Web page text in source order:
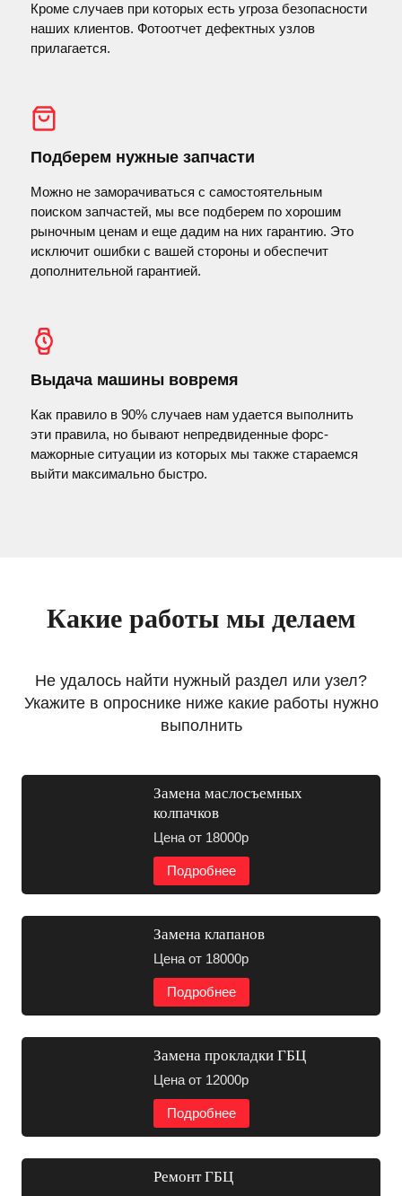
Кроме случаев при которых есть угроза безопасности
наших клиентов. Фотоотчет дефектных узлов
прилагается.
Подберем нужные запчасти
Можно не заморачиваться с самостоятельным
поиском запчастей, мы все подберем по хорошим
рыночным ценам и еще дадим на них гарантию. Это
исключит ошибки с вашей стороны и обеспечит
дополнительной гарантией.
Выдача машины вовремя
Как правило в 90% случаев нам удается выполнить
эти правила, но бывают непредвиденные форс-
мажорные ситуации из которых мы также стараемся
выйти максимально быстро.
Какие работы мы делаем
Не удалось найти нужный раздел или узел?
Укажите в опроснике ниже какие работы нужно
выполнить
Замена маслосъемных
колпачков
Цена от 18000р
Подробнее
Замена клапанов
Цена от 18000р
Подробнее
Замена прокладки ГБЦ
Цена от 12000р
Подробнее
Ремонт ГБЦ